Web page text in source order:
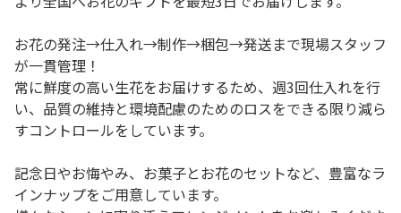
お花の発注→仕入れ→制作→梱包→発送まで現場スタッフ
が一貫管理！
常に鮮度の高い生花をお届けするため、週3回仕入れを行
い、品質の維持と環境配慮のためのロスをできる限り減ら
すコントロールをしています。
記念日やお悔やみ、お菓子とお花のセットなど、豊富なラ
インナップをご用意しています。